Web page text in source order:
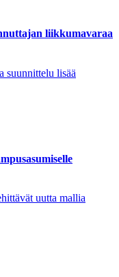
liikkumavaraa
suunnittelu lisää
uutta mallia